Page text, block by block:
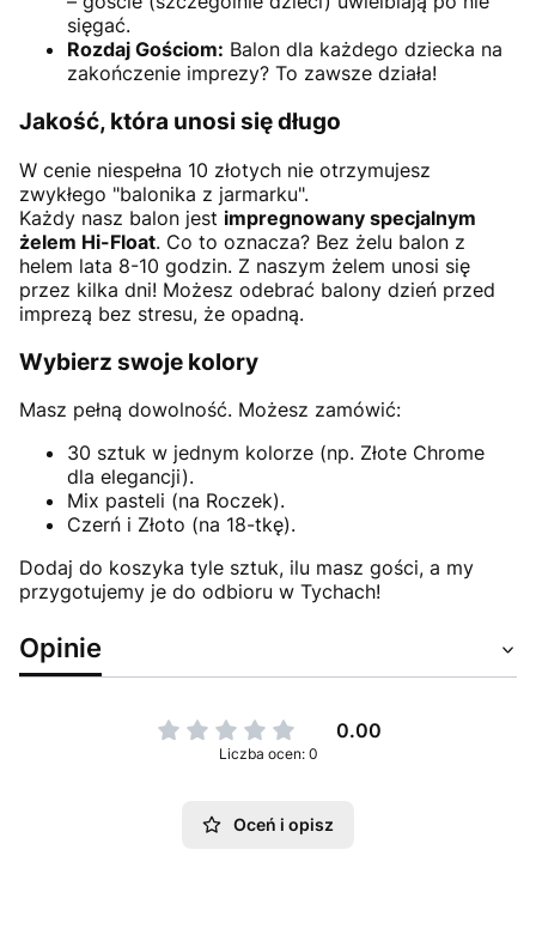
sięgać.
Rozdaj Gościom: Balon dla każdego dziecka na
zakończenie imprezy? To zawsze działa!
Jakość, która unosi się długo
W cenie niespełna 10 złotych nie otrzymujesz
zwykłego "balonika z jarmarku".
Każdy nasz balon jest impregnowany specjalnym
żelem Hi-Float. Co to oznacza? Bez żelu balon z
helem lata 8-10 godzin. Z naszym żelem unosi się
przez kilka dni! Możesz odebrać balony dzień przed
imprezą bez stresu, że opadną.
Wybierz swoje kolory
Masz pełną dowolność. Możesz zamówić:
30 sztuk w jednym kolorze (np. Złote Chrome
dla elegancji).
Mix pasteli (na Roczek).
Czerń i Złoto (na 18-tkę).
Dodaj do koszyka tyle sztuk, ilu masz gości, a my
przygotujemy je do odbioru w Tychach!
Opinie
0.00
Liczba ocen: 0
Oceń i opisz